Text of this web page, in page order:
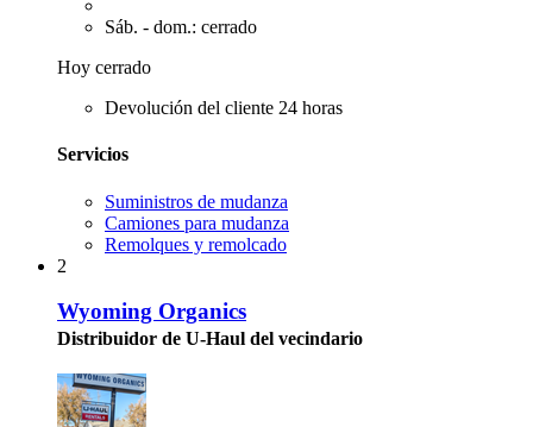
Sáb. - dom.: cerrado
Hoy cerrado
Devolución del cliente 24 horas
Servicios
Suministros de mudanza
Camiones para mudanza
Remolques y remolcado
2
Wyoming Organics
Distribuidor de U-Haul del vecindario